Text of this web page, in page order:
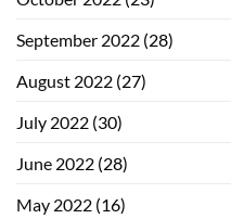
September 2022 (28)
August 2022 (27)
July 2022 (30)
June 2022 (28)
May 2022 (16)